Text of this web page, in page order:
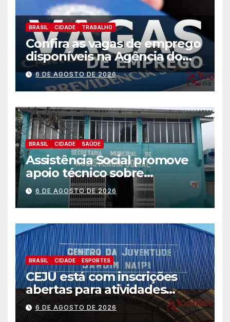
BRASIL CIDADE TRABALHO
Confira as vagas de emprego
disponíveis na Agência do
Trabalhador
6 DE AGOSTO DE 2026
BRASIL CIDADE SAÚDE
Assistência Social promove
apoio técnico sobre
preparação e resposta a
situações de emergência e
calamidade pública
6 DE AGOSTO DE 2026
BRASIL CIDADE ESPORTES
CEJU está com inscrições
abertas para atividades
gratuitas
6 DE AGOSTO DE 2026